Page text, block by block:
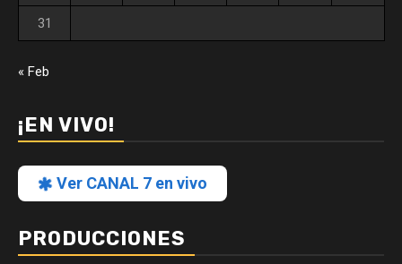
31
« Feb
¡EN VIVO!
Ver CANAL 7 en vivo
PRODUCCIONES